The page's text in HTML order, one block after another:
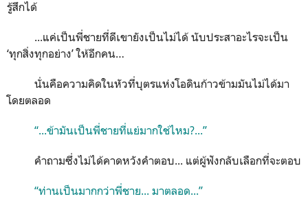
รู้สึกได้
...แค่เป็นพี่ชายที่ดีเขายังเป็นไม่ได้ นับประสาอะไรจะเป็น
‘ทุกสิ่งทุกอย่าง’ ให้อีกคน…
นั่นคือความคิดในหัวที่บุตรแห่งโอดินก้าวข้ามมันไม่ได้มา
โดยตลอด
“...ข้ามันเป็นพี่ชายที่แย่มากใช่ไหม?...”
คำถามซึ่งไม่ได้คาดหวังคำตอบ... แต่ผู้ฟังกลับเลือกที่จะตอบ
“ท่านเป็นมากกว่าพี่ชาย... มาตลอด...”